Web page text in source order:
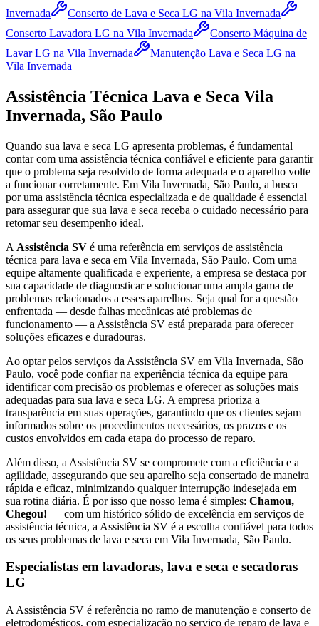
Invernada
Conserto de Lava e Seca LG na Vila Invernada
Conserto Lavadora LG na Vila Invernada
Conserto Máquina de
Lavar LG na Vila Invernada Manutenção Lava e Seca LG na
Vila Invernada
Assistência Técnica Lava e Seca Vila
Invernada, São Paulo
Quando sua lava e seca LG apresenta problemas, é fundamental
contar com uma assistência técnica confiável e eficiente para garantir
que o problema seja resolvido de forma adequada e o aparelho volte
a funcionar corretamente. Em Vila Invernada, São Paulo, a busca
por uma assistência técnica especializada e de qualidade é essencial
para assegurar que sua lava e seca receba o cuidado necessário para
retomar seu desempenho ideal.
A Assistência SV é uma referência em serviços de assistência
técnica para lava e seca em Vila Invernada, São Paulo. Com uma
equipe altamente qualificada e experiente, a empresa se destaca por
sua capacidade de diagnosticar e solucionar uma ampla gama de
problemas relacionados a esses aparelhos. Seja qual for a questão
enfrentada — desde falhas mecânicas até problemas de
funcionamento — a Assistência SV está preparada para oferecer
soluções eficazes e duradouras.
Ao optar pelos serviços da Assistência SV em Vila Invernada, São
Paulo, você pode confiar na experiência técnica da equipe para
identificar com precisão os problemas e oferecer as soluções mais
adequadas para sua lava e seca LG. A empresa prioriza a
transparência em suas operações, garantindo que os clientes sejam
informados sobre os procedimentos necessários, os prazos e os
custos envolvidos em cada etapa do processo de reparo.
Além disso, a Assistência SV se compromete com a eficiência e a
agilidade, assegurando que seu aparelho seja consertado de maneira
rápida e eficaz, minimizando qualquer interrupção indesejada em
sua rotina diária. É por isso que nosso lema é simples: Chamou,
Chegou! — com um histórico sólido de excelência em serviços de
assistência técnica, a Assistência SV é a escolha confiável para todos
os seus problemas de lava e seca em Vila Invernada, São Paulo.
Especialistas em lavadoras, lava e seca e secadoras
LG
A Assistência SV é referência no ramo de manutenção e conserto de
eletrodomésticos, com especialização no serviço de reparo de lava e